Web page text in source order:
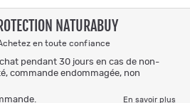
NATURABUY
en toute confiance
pendant 30 jours en cas de non-
commande endommagée, non
En savoir plus